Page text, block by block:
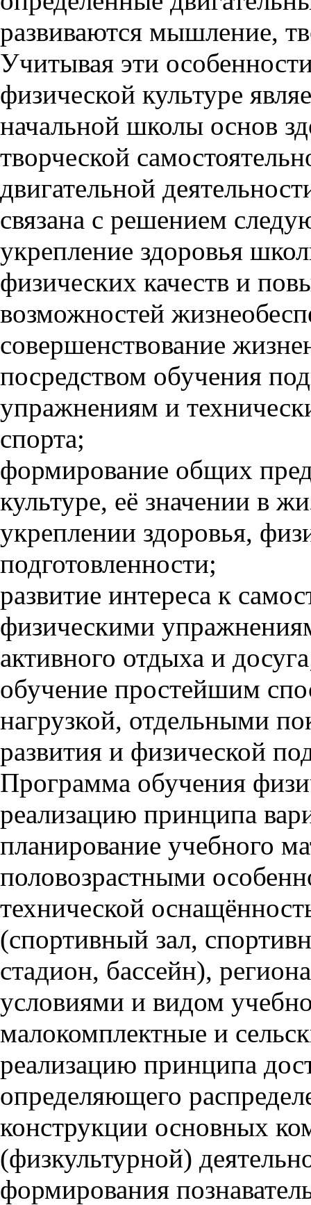
развиваются мышление,
Учитывая эти
физической культуре
начальной школы основ
творческой
двигательной
связана с решением
укрепление здоровья
физических качеств и
возможностей
совершенствование
посредством обучения
упражнениям и
спорта;
формирование общих
культуре, её значении в
укреплении здоровья,
подготовленности;
развитие интереса к
физическими
активного отдыха и
обучение простейшим
нагрузкой, отдельными
развития и физической
Программа обучения
реализацию принципа
планирование учебного
половозрастными
технической
(спортивный зал,
стадион, бассейн),
условиями и видом
малокомплектные и
реализацию принципа
определяющего
конструкции основных
(физкультурной)
формирования